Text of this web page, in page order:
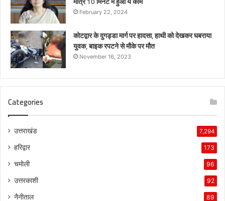
February 22, 2024
कोटद्वार के दुगड्डा मार्ग पर हादसा, हाथी को देखकर घबराया
युवक, बाइक रपटने से मौके पर मौत
November 16, 2023
Categories
उत्तराखंड 7,294
हरिद्वार 173
चमोली 96
उत्तरकाशी 92
नैनीताल 89